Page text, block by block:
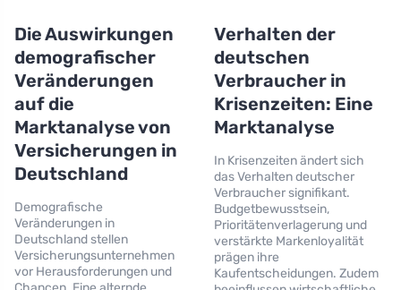
Die Auswirkungen
demografischer
Veränderungen
auf die
Marktanalyse von
Versicherungen in
Deutschland
Demografische
Veränderungen in
Deutschland stellen
Versicherungsunternehmen
vor Herausforderungen und
Verhalten der
deutschen
Verbraucher in
Krisenzeiten: Eine
Marktanalyse
In Krisenzeiten ändert sich
das Verhalten deutscher
Verbraucher signifikant.
Budgetbewusstsein,
Prioritätenverlagerung und
verstärkte Markenloyalität
prägen ihre
Kaufentscheidungen. Zudem